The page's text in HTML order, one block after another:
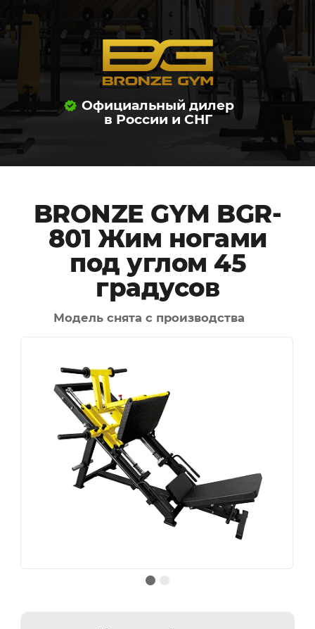
Официальный дилер
в России и СНГ
BRONZE GYM BGR-
801 Жим ногами
под углом 45
градусов
Модель снята с производства